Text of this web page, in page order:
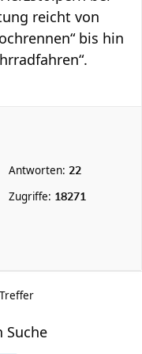
reicht von
bis hin
Antworten: 22
Zugriffe: 18271
Suche